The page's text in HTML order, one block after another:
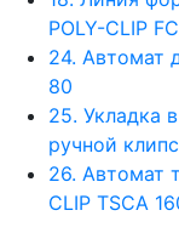
POLY-CLIP
24. Aвтомат
80
25. Укладка
ручной
26. Автомат
CLIP TSCA